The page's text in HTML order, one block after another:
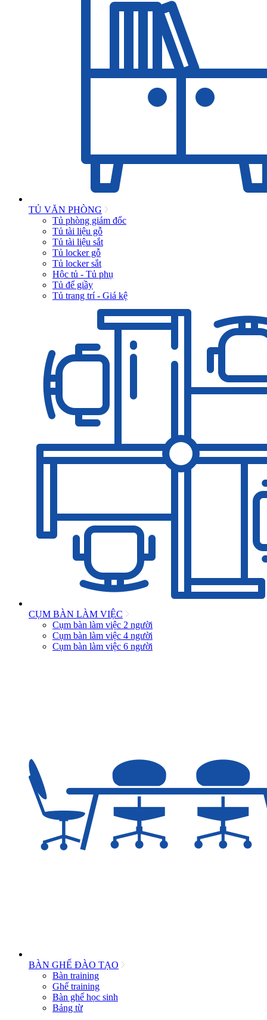
TỦ VĂN PHÒNG
Tủ phòng giám đốc
Tủ tài liệu gỗ
Tủ tài liệu sắt
Tủ locker gỗ
Tủ locker sắt
Hộc tủ - Tủ phụ
Tủ để giầy
Tủ trang trí - Giá kệ
CỤM BÀN LÀM VIỆC
Cụm bàn làm việc 2 người
Cụm bàn làm việc 4 người
Cụm bàn làm việc 6 người
BÀN GHẾ ĐÀO TẠO
Bàn training
Ghế training
Bàn ghế học sinh
Bảng từ